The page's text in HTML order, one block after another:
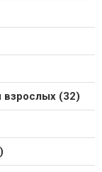
взрослых (32)